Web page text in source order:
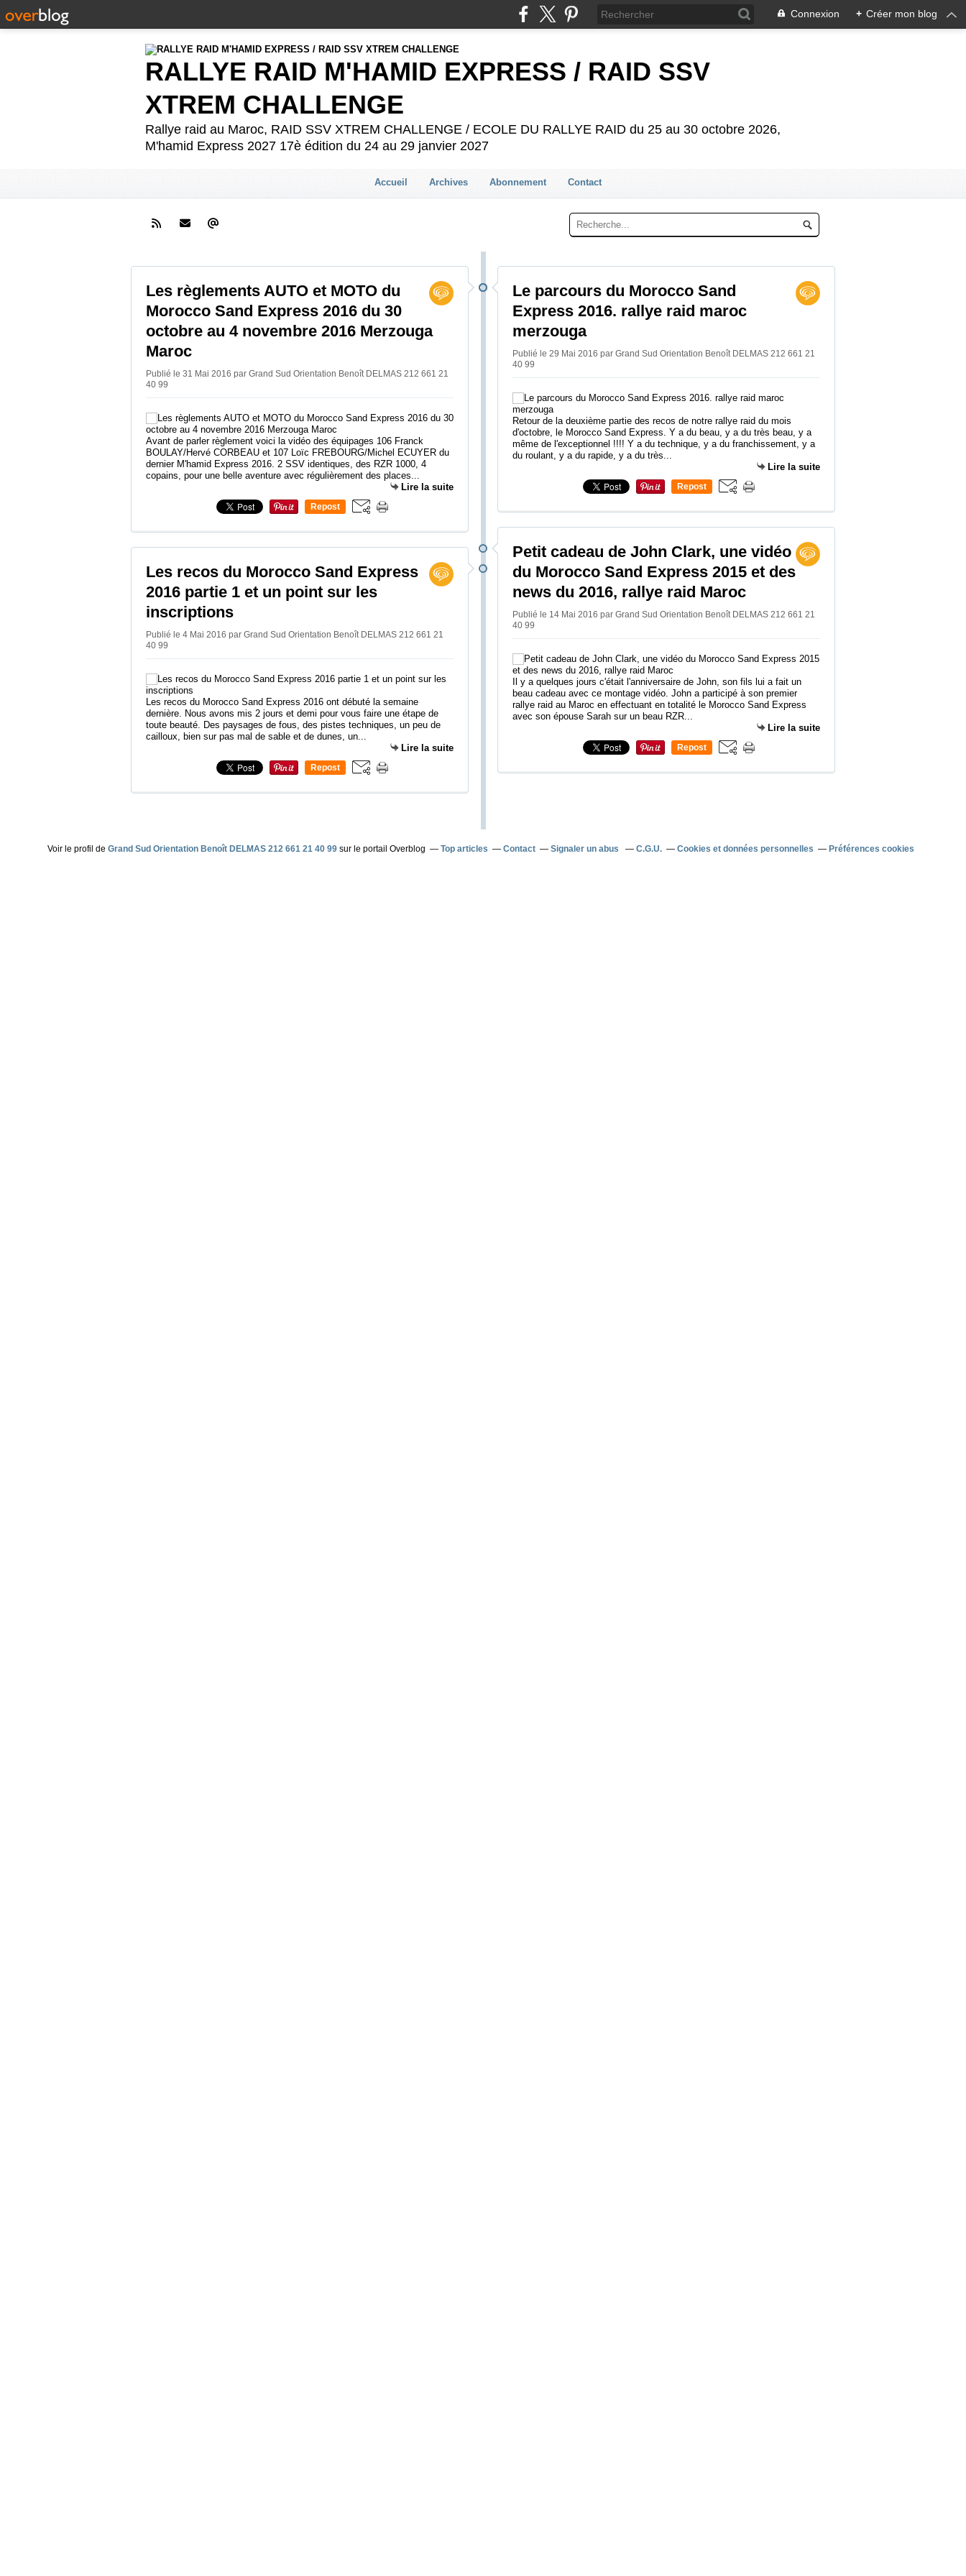
Connexion + Créer mon blog
RALLYE RAID M'HAMID EXPRESS / RAID SSV
XTREM CHALLENGE
Rallye raid au Maroc, RAID SSV XTREM CHALLENGE / ECOLE DU RALLYE RAID du 25 au 30 octobre 2026,
M'hamid Express 2027 17è édition du 24 au 29 janvier 2027
Accueil Archives Abonnement Contact
Les règlements AUTO et MOTO du
Morocco Sand Express 2016 du 30
octobre au 4 novembre 2016 Merzouga
Maroc
Publié le 31 Mai 2016 par Grand Sud Orientation Benoît DELMAS 212 661 21
40 99
Avant de parler règlement voici la vidéo des équipages 106 Franck
BOULAY/Hervé CORBEAU et 107 Loïc FREBOURG/Michel ECUYER du
dernier M'hamid Express 2016. 2 SSV identiques, des RZR 1000, 4
copains, pour une belle aventure avec régulièrement des places...
Lire la suite
Repost
Les recos du Morocco Sand Express
2016 partie 1 et un point sur les
inscriptions
Publié le 4 Mai 2016 par Grand Sud Orientation Benoît DELMAS 212 661 21
40 99
Les recos du Morocco Sand Express 2016 ont débuté la semaine
dernière. Nous avons mis 2 jours et demi pour vous faire une étape de
toute beauté. Des paysages de fous, des pistes techniques, un peu de
cailloux, bien sur pas mal de sable et de dunes, un...
Lire la suite
Repost
Le parcours du Morocco Sand
Express 2016. rallye raid maroc
merzouga
Publié le 29 Mai 2016 par Grand Sud Orientation Benoît DELMAS 212 661 21
40 99
Retour de la deuxième partie des recos de notre rallye raid du mois
d'octobre, le Morocco Sand Express. Y a du beau, y a du très beau, y a
même de l'exceptionnel !!!! Y a du technique, y a du franchissement, y a
du roulant, y a du rapide, y a du très...
Lire la suite
Repost
Petit cadeau de John Clark, une vidéo
du Morocco Sand Express 2015 et des
news du 2016, rallye raid Maroc
Publié le 14 Mai 2016 par Grand Sud Orientation Benoît DELMAS 212 661 21
40 99
Il y a quelques jours c'était l'anniversaire de John, son fils lui a fait un
beau cadeau avec ce montage vidéo. John a participé à son premier
rallye raid au Maroc en effectuant en totalité le Morocco Sand Express
avec son épouse Sarah sur un beau RZR...
Lire la suite
Repost
Voir le profil de Grand Sud Orientation Benoît DELMAS 212 661 21 40 99 sur le portail Overblog Top articles Contact Signaler un abus C.G.U. Cookies et données personnelles Préférences cookies